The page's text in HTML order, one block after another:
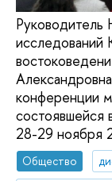
Руководитель
конференции
состоявшейся
28-29 ноября
Общество